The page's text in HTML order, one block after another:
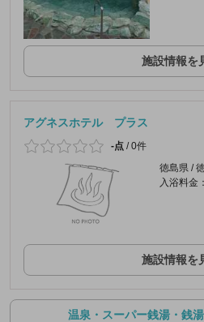
施設情報を
アグネスホテル プラス
-点 /0件
徳島県 /
入浴料金
施設情報を
温泉・スーパー銭湯・銭